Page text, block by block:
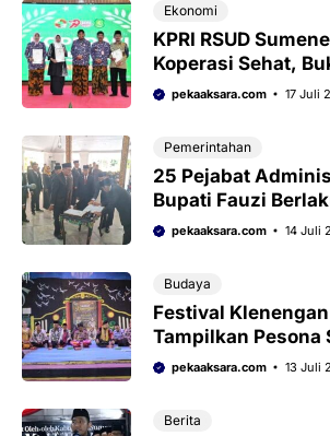
Ekonomi
KPRI RSUD
Koperasi Sehat,
Profesional
pekaaksara.com 17 Juli
Pemerintahan
25 Pejabat
Bupati Fauzi
Kinerja Selama
pekaaksara.com 14 Juli
Budaya
Festival
Tampilkan Pesona
dan Kekayaan
pekaaksara.com 13 Juli
Berita